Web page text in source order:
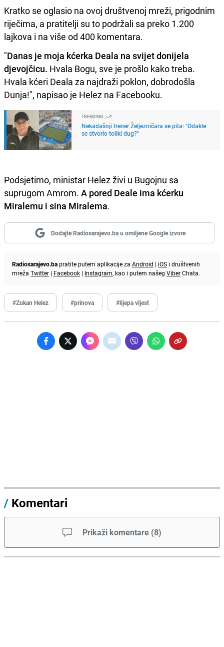
Kratko se oglasio na ovoj društvenoj mreži, prigodnim
riječima, a pratitelji su to podržali sa preko 1.200
lajkova i na više od 400 komentara.
"Danas je moja kćerka Deala na svijet donijela
djevojčicu. Hvala Bogu, sve je prošlo kako treba.
Hvala kćeri Deala za najdraži poklon, dobrodošla
Dunja!", napisao je Helez na Facebooku.
TRENDING
Nekadašnji trener Željezničara se pita: "Odakle
se stvorio toliki dug?"
Podsjetimo, ministar Helez živi u Bugojnu sa
suprugom Amrom. A pored Deale ima kćerku
Miralemu i sina Miralema.
Dodajte Radiosarajevo.ba u omiljene Google izvore
Radiosarajevo.bapratite putem aplikacije za Android | iOS i društvenih
mreža Twitter | Facebook | Instagram, kao i putem našeg ViberChata.
#Zukan Helez #prinova #lijepa vijest
/ Komentari
Prikaži komentare (8)